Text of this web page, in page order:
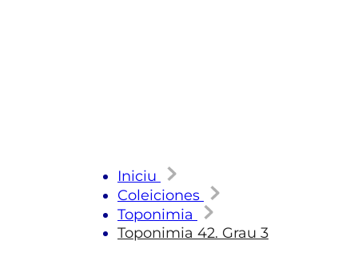
Iniciu
Coleiciones
Toponimia
Toponimia 42. Grau 3